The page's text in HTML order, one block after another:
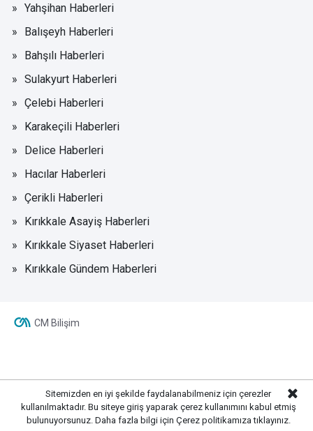
Yahşihan Haberleri
Balışeyh Haberleri
Bahşılı Haberleri
Sulakyurt Haberleri
Çelebi Haberleri
Karakeçili Haberleri
Delice Haberleri
Hacılar Haberleri
Çerikli Haberleri
Kırıkkale Asayiş Haberleri
Kırıkkale Siyaset Haberleri
Kırıkkale Gündem Haberleri
CM Bilişim
Sitemizden en iyi şekilde faydalanabilmeniz için çerezler
kullanılmaktadır. Bu siteye giriş yaparak çerez kullanımını kabul etmiş
bulunuyorsunuz. Daha fazla bilgi için Çerez politikamıza tıklayınız.